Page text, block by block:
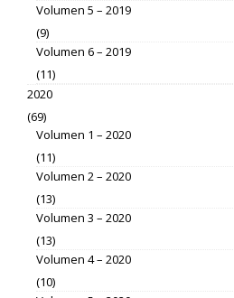
Volumen 5 – 2019
(9)
Volumen 6 – 2019
(11)
2020
(69)
Volumen 1 – 2020
(11)
Volumen 2 – 2020
(13)
Volumen 3 – 2020
(13)
Volumen 4 – 2020
(10)